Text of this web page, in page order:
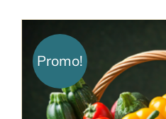
Promo!